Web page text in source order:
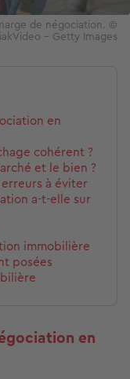
de négociation. ©
- Getty Images
en
cohérent ?
et le bien ?
à éviter
a-t-elle sur
immobilière
posées
en